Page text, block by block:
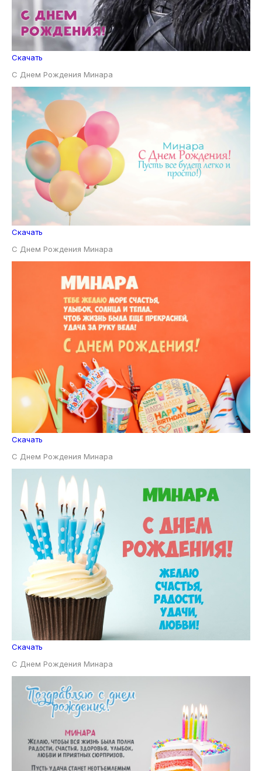
Скачать
С Днем Рождения Минара
Скачать
С Днем Рождения Минара
Скачать
С Днем Рождения Минара
Скачать
С Днем Рождения Минара